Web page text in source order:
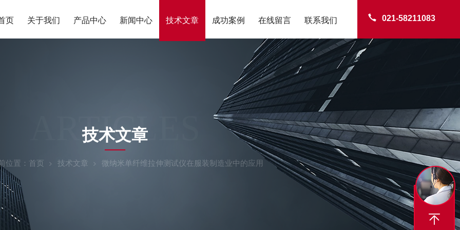
021-58211083
页 关于我们 产品中心 新闻中心 技术文章 成功案例 在线留言 联系我们
ARTICLES
技术文章
位置： 首页 技术文章 微纳米单纤维拉伸测试仪在服装制造业中的应用